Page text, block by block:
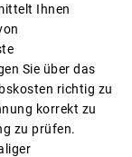
Ihnen
Sie über das
richtig zu
korrekt zu
zu prüfen.